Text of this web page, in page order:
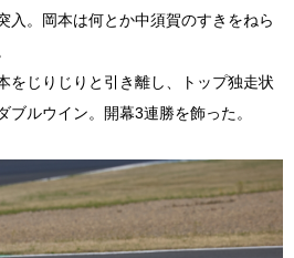
。岡本は何とか中須賀のすきをねら
じりじりと引き離し、トップ独走状
ルウイン。開幕3連勝を飾った。